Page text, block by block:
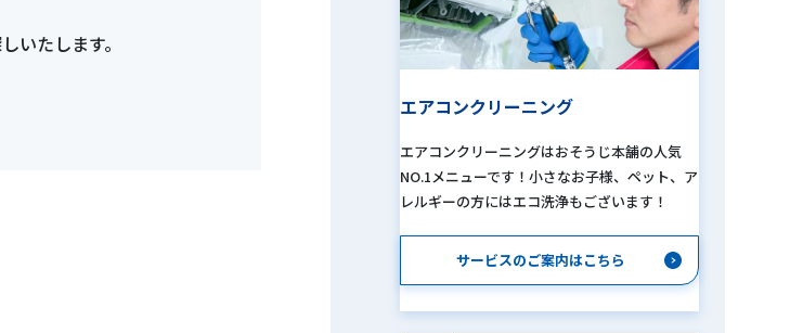
いたします。
エアコンクリーニング
エアコンクリーニングはおそうじ本舗の人気
NO.1メニューです！小さなお子様、ペット、ア
レルギーの方にはエコ洗浄もございます！
サービスのご案内はこちら